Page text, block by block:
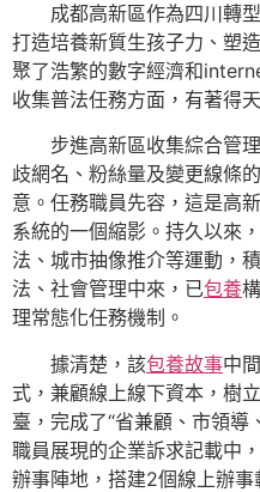
成都高新區作為四川轉
打造培養新質生孩子力、塑
聚了浩繁的數字經濟和
收集普法任務方面，有著得
步進高新區收集綜合管
歧網名、粉絲量及變更線條
意。任務職員先容，這是高
系統的一個縮影。持久以來
法、城市抽像推介等運動，
法、社會管理中來，已包養
理常態化任務機制。
據清楚，該包養故事中
式，兼顧線上線下資本，樹
臺，完成了“省兼顧、市領導
職員展現的企業訴求記載中
辦事陣地，搭建2個線上辦